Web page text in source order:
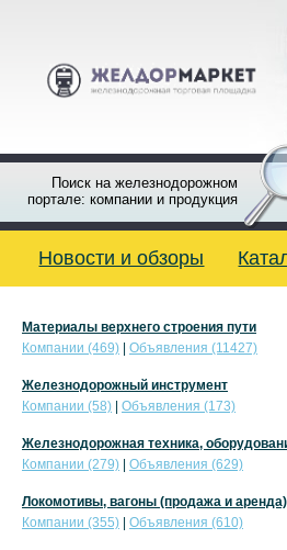
Поиск на железнодорожном
портале: компании и продукция
Новости и обзоры
Материалы верхнего строения пути
Компании (469)
Объявления (11427)
Железнодорожный инструмент
Компании (58)
Объявления (173)
Железнодорожная техника,
Компании (279)
Объявления (629)
Локомотивы, вагоны (продажа и аренда)
Компании (355)
Объявления (610)